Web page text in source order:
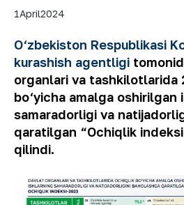
1April2024
O‘zbekiston Respublikasi
kurashish agentligi
organlari va tashkilotlarida
bo‘yicha amalga oshirilgan
samaradorligi va
qaratilgan “Ochiqlik
qilindi.